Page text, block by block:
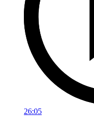
26:05